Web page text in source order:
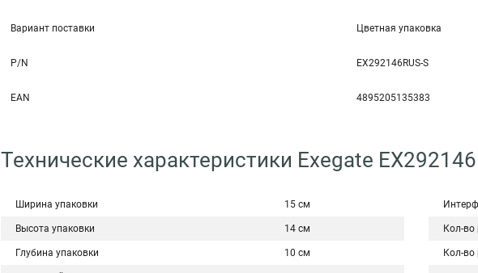
Вариант поставки Цветная упаковка
P/N EX292146RUS-S
EAN 4895205135383
Технические характеристики Exegate
Ширина упаковки 15 см
Высота упаковки 14 см
Глубина упаковки 10 см
Кол-во
Кол-во